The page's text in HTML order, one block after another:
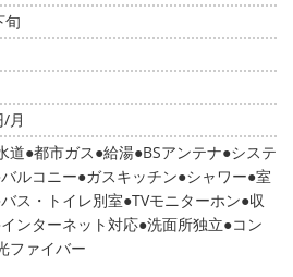
旬
月
道 都市ガス 給湯 BSアンテナ システ
バルコニー ガスキッチン シャワー 室
バス・トイレ別室 TVモニターホン 収
インターネット対応 洗面所独立 コン
ファイバー